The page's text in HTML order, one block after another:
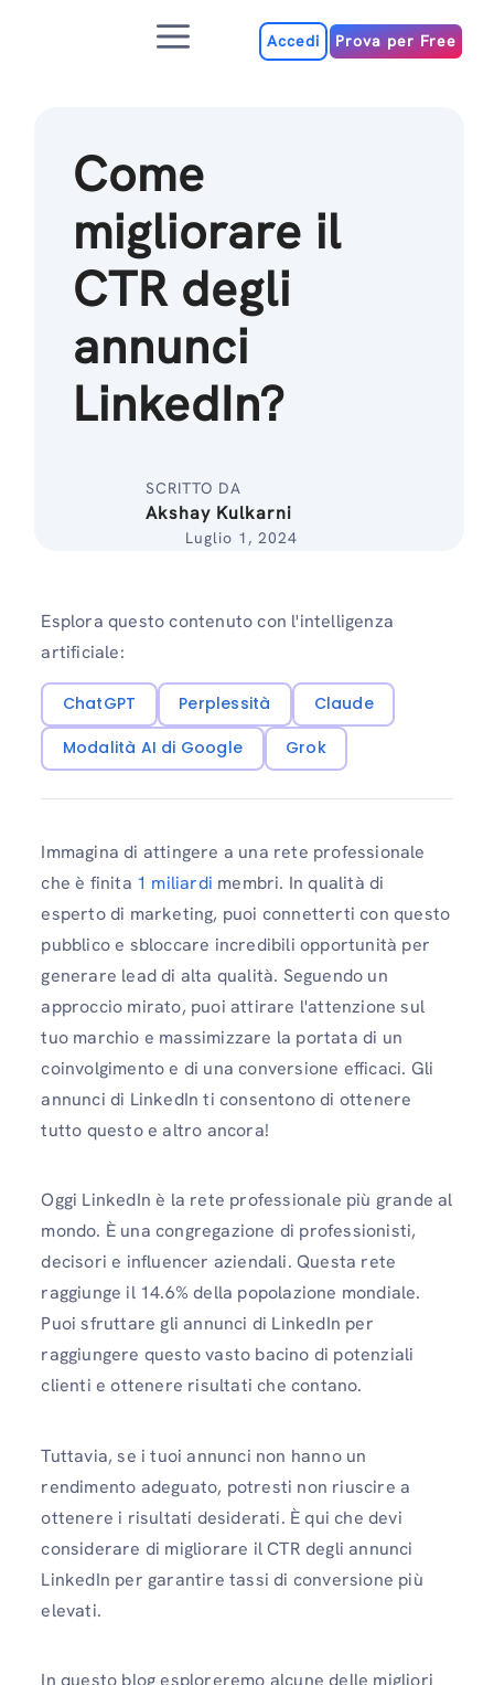
MenuAccedi Prova per Free
Come
migliorare il
CTR degli
annunci
LinkedIn?
SCRITTO DA
Akshay Kulkarni
Luglio 1, 2024
Esplora questo contenuto con l'intelligenza
artificiale:
ChatGPT Perplessità
Claude
Modalità AI di Google
Grok
Immagina di attingere a una rete professionale
che è finita 1 miliardi membri. In qualità di
esperto di marketing, puoi connetterti con questo
pubblico e sbloccare incredibili opportunità per
generare lead di alta qualità. Seguendo un
approccio mirato, puoi attirare l'attenzione sul
tuo marchio e massimizzare la portata di un
coinvolgimento e di una conversione efficaci. Gli
annunci di LinkedIn ti consentono di ottenere
tutto questo e altro ancora!
Oggi LinkedIn è la rete professionale più grande al
mondo. È una congregazione di professionisti,
decisori e influencer aziendali. Questa rete
raggiunge il 14.6% della popolazione mondiale.
Puoi sfruttare gli annunci di LinkedIn per
raggiungere questo vasto bacino di potenziali
clienti e ottenere risultati che contano.
Tuttavia, se i tuoi annunci non hanno un
rendimento adeguato, potresti non riuscire a
ottenere i risultati desiderati. È qui che devi
considerare di migliorare il CTR degli annunci
LinkedIn per garantire tassi di conversione più
elevati.
In questo blog esploreremo alcune delle migliori